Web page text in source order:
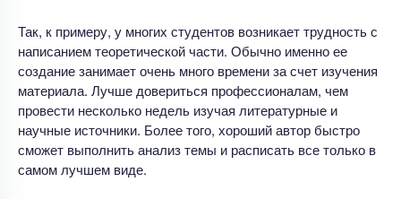
Так, к примеру, у многих студентов возникает трудность с
написанием теоретической части. Обычно именно ее
создание занимает очень много времени за счет изучения
материала. Лучше довериться профессионалам, чем
провести несколько недель изучая литературные и
научные источники. Более того, хороший автор быстро
сможет выполнить анализ темы и расписать все только в
самом лучшем виде.